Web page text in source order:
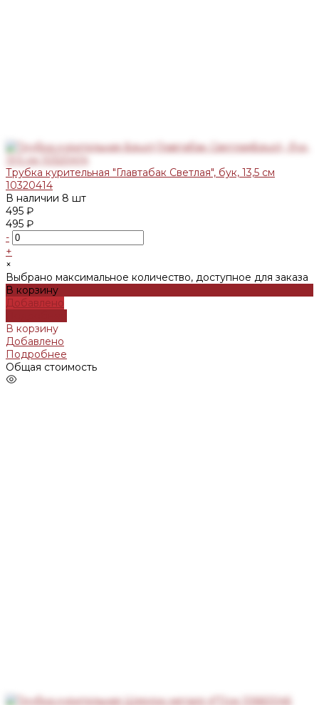
Трубка курительная "Главтабак Светлая", бук, 13,5 см
10320414
В наличии 8 шт
495 ₽
495 ₽
-
+
×
Выбрано максимальное количество, доступное для заказа
В корзину
Добавлено
В корзину
Добавлено
Подробнее
Общая стоимость